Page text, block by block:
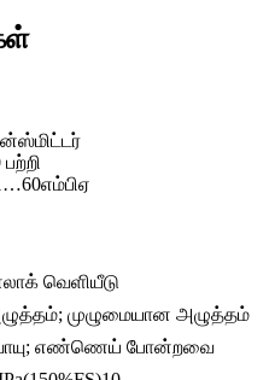
வெளியீடு
முழுமையான அழுத்தம்
எண்ணெய் போன்றவை